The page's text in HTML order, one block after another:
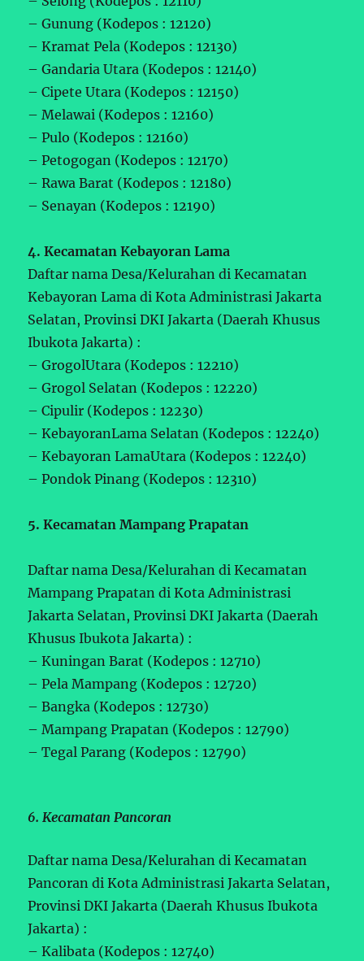
– Gunung (Kodepos : 12120)
– Kramat Pela (Kodepos : 12130)
– Gandaria Utara (Kodepos : 12140)
– Cipete Utara (Kodepos : 12150)
– Melawai (Kodepos : 12160)
– Pulo (Kodepos : 12160)
– Petogogan (Kodepos : 12170)
– Rawa Barat (Kodepos : 12180)
– Senayan (Kodepos : 12190)
4. Kecamatan Kebayoran Lama
Daftar nama Desa/Kelurahan di Kecamatan
Kebayoran Lama di Kota Administrasi Jakarta
Selatan, Provinsi DKI Jakarta (Daerah Khusus
Ibukota Jakarta) :
– GrogolUtara (Kodepos : 12210)
– Grogol Selatan (Kodepos : 12220)
– Cipulir (Kodepos : 12230)
– KebayoranLama Selatan (Kodepos : 12240)
– Kebayoran LamaUtara (Kodepos : 12240)
– Pondok Pinang (Kodepos : 12310)
5. Kecamatan Mampang Prapatan
Daftar nama Desa/Kelurahan di Kecamatan
Mampang Prapatan di Kota Administrasi
Jakarta Selatan, Provinsi DKI Jakarta (Daerah
Khusus Ibukota Jakarta) :
– Kuningan Barat (Kodepos : 12710)
– Pela Mampang (Kodepos : 12720)
– Bangka (Kodepos : 12730)
– Mampang Prapatan (Kodepos : 12790)
– Tegal Parang (Kodepos : 12790)
6. Kecamatan Pancoran
Daftar nama Desa/Kelurahan di Kecamatan
Pancoran di Kota Administrasi Jakarta Selatan,
Provinsi DKI Jakarta (Daerah Khusus Ibukota
Jakarta) :
– Kalibata (Kodepos : 12740)